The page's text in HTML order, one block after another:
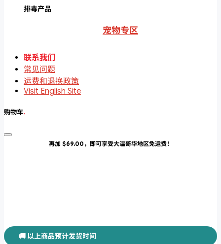
排毒产品
宠物专区
联系我们
常见问题
运费和退换政策
Visit English Site
购物车.
再加 $69.00，即可享受大温哥华地区免运费！
🚚 以上商品预计发货时间